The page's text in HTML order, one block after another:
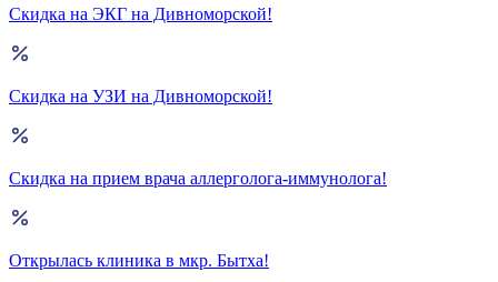
Скидка на ЭКГ на Дивноморской!
Скидка на УЗИ на Дивноморской!
Скидка на прием врача аллерголога-иммунолога!
Открылась клиника в мкр. Бытха!